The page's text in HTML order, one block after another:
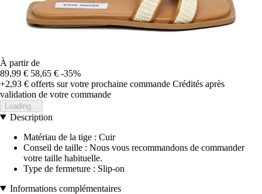
À partir de
89,99 € 58,65 € -35%
+2,93 € offerts sur votre prochaine commande Crédités après
validation de votre commande
Loading...
Description
Matériau de la tige : Cuir
Conseil de taille : Nous vous recommandons de commander
votre taille habituelle.
Type de fermeture : Slip-on
Informations complémentaires